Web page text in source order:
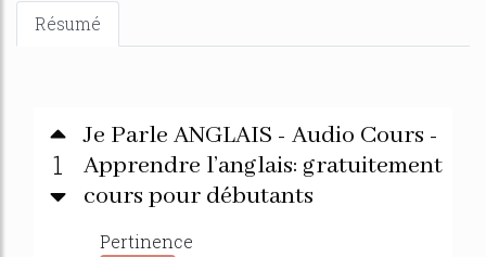
Résumé
1
Je Parle ANGLAIS - Audio Cours -
Apprendre l’anglais: gratuitement
cours pour débutants
Pertinence